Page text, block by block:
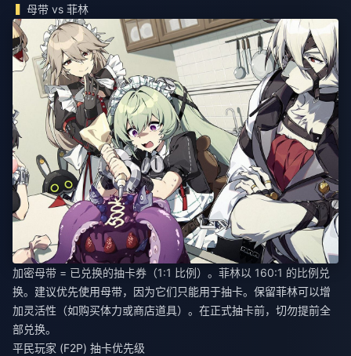
母带 vs 菲林
加密母带 = 已兑换的抽卡券（1:1 比例）。菲林以 160:1 的比例兑
换。建议优先使用母带，因为它们只能用于抽卡。保留菲林可以增
加灵活性（如购买体力或商店道具）。在正式抽卡前，切勿提前全
部兑换。
平民玩家 (F2P) 抽卡优先级